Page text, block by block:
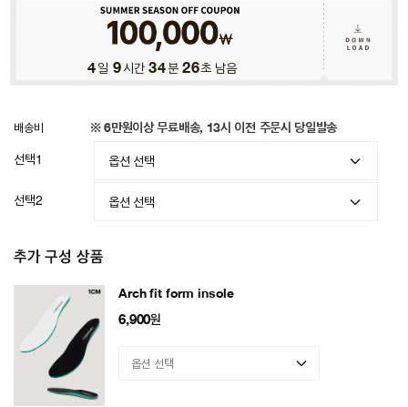
4일 9시간 34분 23초 남음
배송비 ※ 6만원이상 무료배송, 13시 이전 주문시 당일발송
선택1
선택2
추가 구성 상품
Arch fit form insole
6,900원